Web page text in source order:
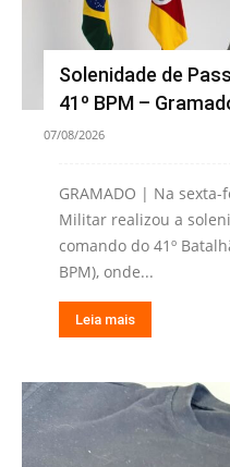
Solenidade de
41º BPM –
07/08/2026
GRAMADO | Na
Militar realizou a
comando do 41º
BPM), onde...
Leia mais